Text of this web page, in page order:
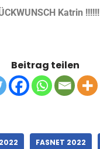
Katrin !!!!!!
Beitrag teilen
2022 FASNET 2022